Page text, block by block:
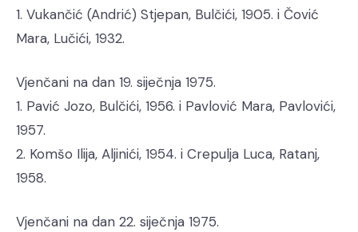
1. Vukančić (Andrić) Stjepan, Bulčići, 1905. i Čović
Mara, Lučići, 1932.
Vjenčani na dan 19. siječnja 1975.
1. Pavić Jozo, Bulčići, 1956. i Pavlović Mara, Pavlovići,
1957.
2. Komšo Ilija, Aljinići, 1954. i Crepulja Luca, Ratanj,
1958.
Vjenčani na dan 22. siječnja 1975.